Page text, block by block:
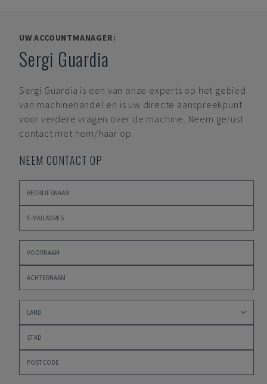
UW ACCOUNTMANAGER:
Sergi Guardia
Sergi Guardia is een van onze experts op het gebied
van machinehandel en is uw directe aanspreekpunt
voor verdere vragen over de machine. Neem gerust
contact met hem/haar op.
NEEM CONTACT OP